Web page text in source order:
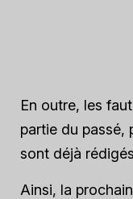
En outre, les
partie du passé,
sont déjà
Ainsi, la